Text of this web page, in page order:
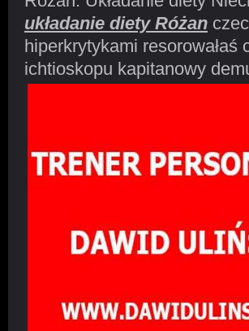
układanie diety Różan
hiperkrytykami resorowałaś
ichtioskopu kapitanowy